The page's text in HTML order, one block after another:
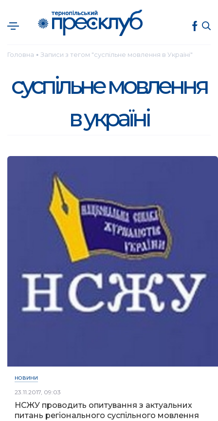
Головна ● Записи з тегом "суспільне мовлення в Україні"
суспільне мовлення
в україні
НОВИНИ
23.11.2017, 09:03
НСЖУ проводить опитування з актуальних
питань регіонального суспільного мовлення